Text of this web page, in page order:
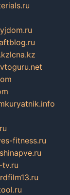
lcna.kz
kuryatnik.info
fitness.ru